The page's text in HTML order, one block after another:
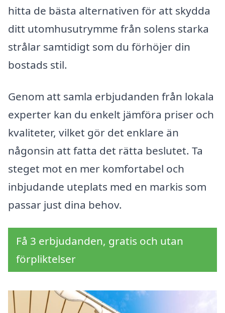
hitta de bästa alternativen för att skydda
ditt utomhusutrymme från solens starka
strålar samtidigt som du förhöjer din
bostads stil.
Genom att samla erbjudanden från lokala
experter kan du enkelt jämföra priser och
kvaliteter, vilket gör det enklare än
någonsin att fatta det rätta beslutet. Ta
steget mot en mer komfortabel och
inbjudande uteplats med en markis som
passar just dina behov.
Få 3 erbjudanden, gratis och utan
förpliktelser